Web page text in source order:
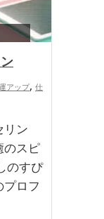
アップ, 仕
リン
のスピ
のすぴ
プロフ